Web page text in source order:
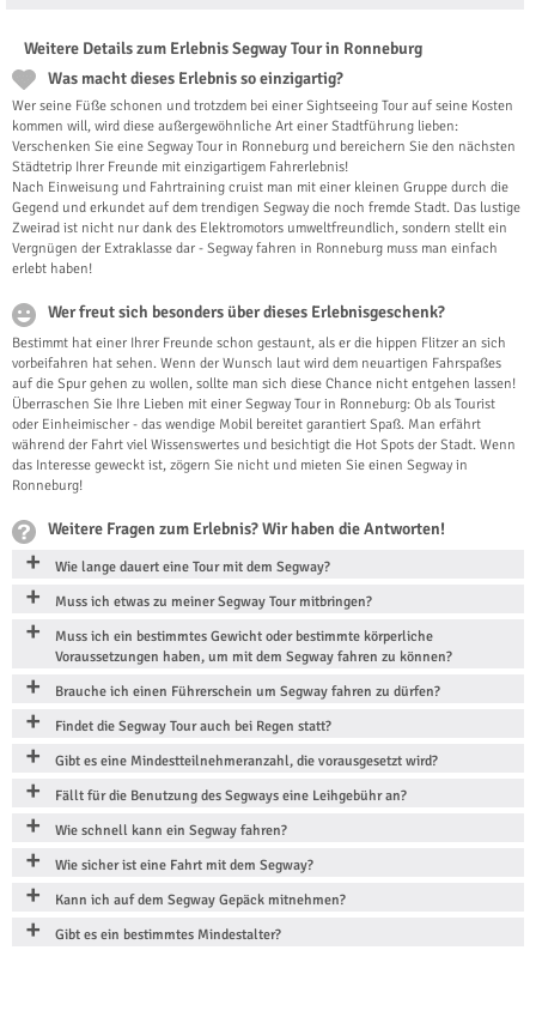
Weitere Details zum Erlebnis Segway Tour in Ronneburg
Was macht dieses Erlebnis so einzigartig?
Wer seine Füße schonen und trotzdem bei einer Sightseeing Tour auf seine Kosten
kommen will, wird diese außergewöhnliche Art einer Stadtführung lieben:
Verschenken Sie eine Segway Tour in Ronneburg und bereichern Sie den nächsten
Städtetrip Ihrer Freunde mit einzigartigem Fahrerlebnis!
Nach Einweisung und Fahrtraining cruist man mit einer kleinen Gruppe durch die
Gegend und erkundet auf dem trendigen Segway die noch fremde Stadt. Das lustige
Zweirad ist nicht nur dank des Elektromotors umweltfreundlich, sondern stellt ein
Vergnügen der Extraklasse dar - Segway fahren in Ronneburg muss man einfach
erlebt haben!
Wer freut sich besonders über dieses Erlebnisgeschenk?
Bestimmt hat einer Ihrer Freunde schon gestaunt, als er die hippen Flitzer an sich
vorbeifahren hat sehen. Wenn der Wunsch laut wird dem neuartigen Fahrspaßes
auf die Spur gehen zu wollen, sollte man sich diese Chance nicht entgehen lassen!
Überraschen Sie Ihre Lieben mit einer Segway Tour in Ronneburg: Ob als Tourist
oder Einheimischer - das wendige Mobil bereitet garantiert Spaß. Man erfährt
während der Fahrt viel Wissenswertes und besichtigt die Hot Spots der Stadt. Wenn
das Interesse geweckt ist, zögern Sie nicht und mieten Sie einen Segway in
Ronneburg!
Weitere Fragen zum Erlebnis? Wir haben die Antworten!
Wie lange dauert eine Tour mit dem Segway?
Muss ich etwas zu meiner Segway Tour mitbringen?
Muss ich ein bestimmtes Gewicht oder bestimmte körperliche
Voraussetzungen haben, um mit dem Segway fahren zu können?
Brauche ich einen Führerschein um Segway fahren zu dürfen?
Findet die Segway Tour auch bei Regen statt?
Gibt es eine Mindestteilnehmeranzahl, die vorausgesetzt wird?
Fällt für die Benutzung des Segways eine Leihgebühr an?
Wie schnell kann ein Segway fahren?
Wie sicher ist eine Fahrt mit dem Segway?
Kann ich auf dem Segway Gepäck mitnehmen?
Gibt es ein bestimmtes Mindestalter?